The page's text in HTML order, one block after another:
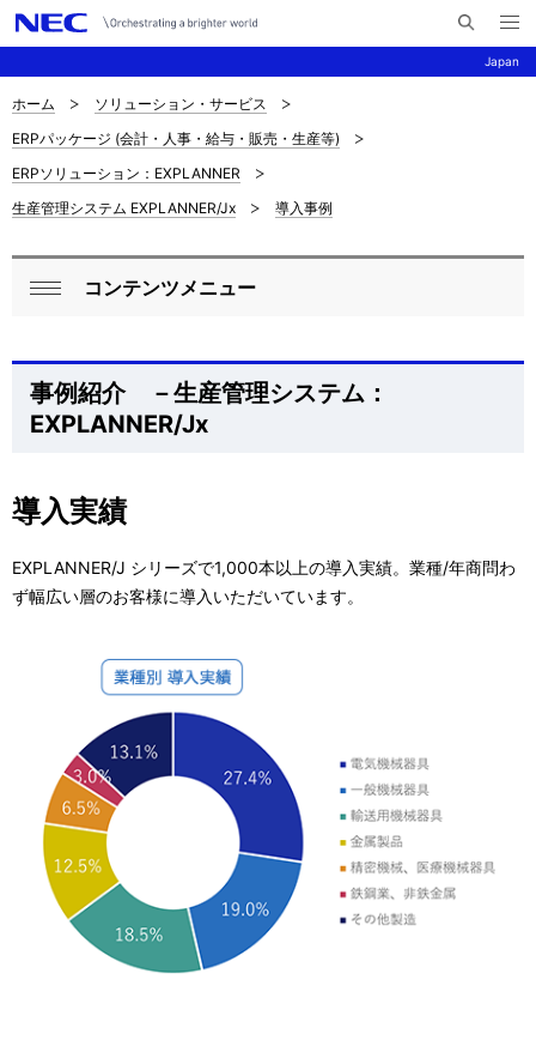
Japan
イ
メ
ニ
ュ
ナ
ビ
ゲ
ー
シ
サ
イ
ト
の
在
位
ホーム
ソリューション・サービス
ERPパッケージ (会計・人事・給与・販売・生産等)
ERPソリューション：EXPLANNER
生産管理システム EXPLANNER/Jx
導入事例
ロ
カ
ル
ビ
ゲ
ー
る
コンテンツメニュー
事例紹介 －生産管理システム：
EXPLANNER/Jx
導入実績
EXPLANNER/J シリーズで1,000本以上の導入実績。業種/年商問わ
ず幅広い層のお客様に導入いただいています。